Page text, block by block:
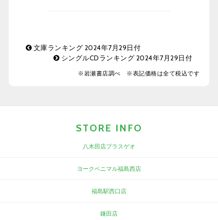
文庫ランキング 2024年7月29日付
シングルCDランキング 2024年7月29日付
※岩瀬書店調べ ※表記価格は全て税込です
STORE INFO
八木田店プラスゲオ
ヨークベニマル福島西店
福島駅西口店
鎌田店